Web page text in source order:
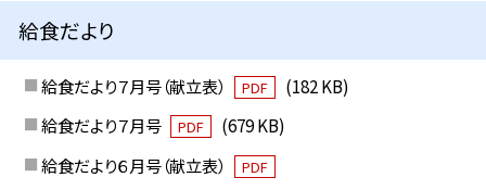
給食だより
給食だより７月号（献立表） PDF
(182 KB)
給食だより７月号
PDF
(679 KB)
給食だより６月号（献立表）
PDF